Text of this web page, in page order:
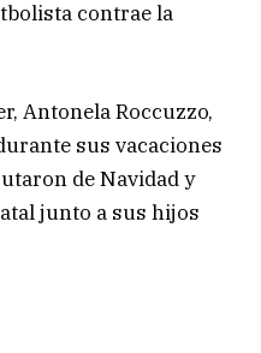
contrae la
Antonela Roccuzzo,
sus vacaciones
de Navidad y
junto a sus hijos